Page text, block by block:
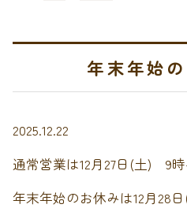
年末年始
2025.12.22
通常営業は12月27日(土) 9
年末年始のお休みは12月28